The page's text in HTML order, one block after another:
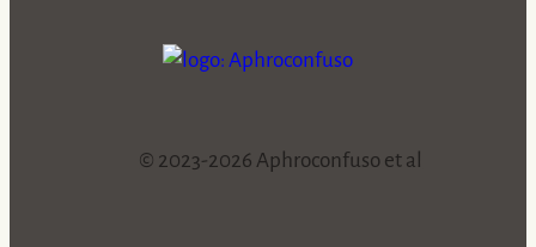
© 2023-2026 Aphroconfuso et al